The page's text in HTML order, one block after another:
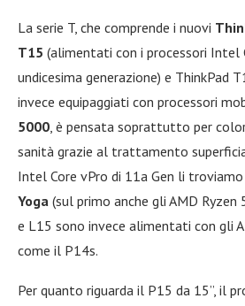
La serie T, che comprende i nuovi
T15 (alimentati con i processori Intel
undicesima generazione) e ThinkPad
invece equipaggiati con processori
5000 , è pensata soprattutto per
sanità grazie al trattamento
Intel Core vPro di 11a Gen li troviamo
Yoga (sul primo anche gli AMD
e L15 sono invece alimentati con gli
come il P14s.
Per quanto riguarda il P15 da 15”, il